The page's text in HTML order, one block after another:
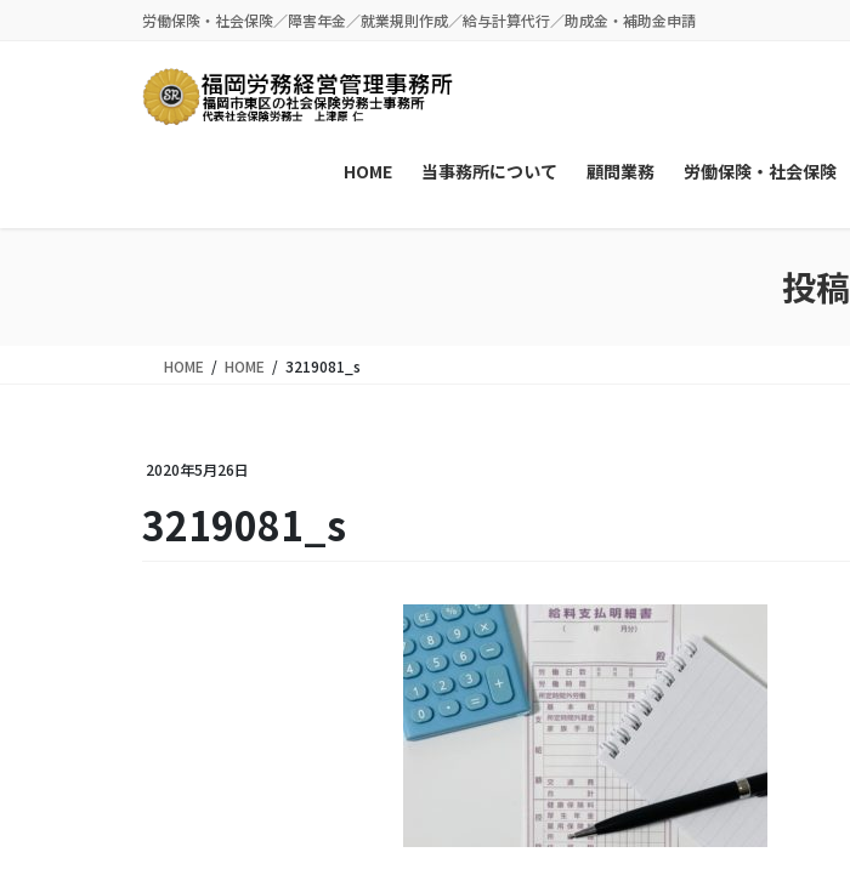
労働保険・社会保険／障害年金／就業規則作成／給与計算代行／助成金・補助金申請
HOME 当事務所について 顧問業務 労働保険・社会保険
投稿
HOME HOME 3219081_s
2020年5月26日
3219081_s